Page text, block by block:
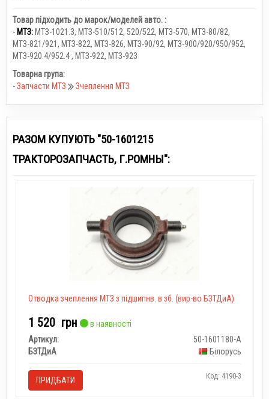
Товар підходить до марок/моделей авто. :
- МТЗ:МТЗ-1021.3, МТЗ-510/512, 520/522, МТЗ-570, МТЗ-80/82,
МТЗ-821/921, МТЗ-822, МТЗ-826, МТЗ-90/92, МТЗ-900/920/950/952,
МТЗ-920.4/952.4, МТЗ-922, МТЗ-923
Товарна група:
-Запчасти МТЗ Зчеплення МТЗ
РАЗОМ КУПУЮТЬ "50-1601215
ТРАКТОРОЗАПЧАСТЬ, Г.РОМНЫ":
Отводка зчеплення МТЗ з підшипнв. в зб. (вир-во БЗТДиА)
1 520 грн
в наявності
Артикул:
50-1601180-А
БЗТДиА
Білорусь
ПРИДБАТИ Код: 4190-3